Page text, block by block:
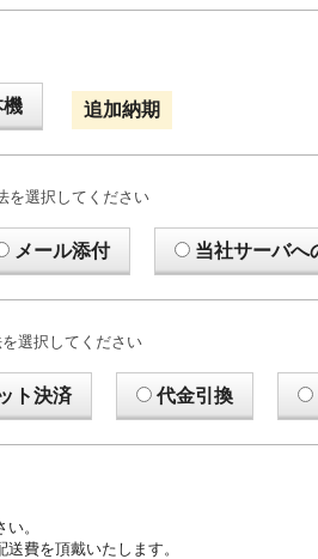
機 追加納期
を選択してください
メール添付 当社サーバへ
選択してください
ト決済 代金引換
。
費を頂戴いたします。